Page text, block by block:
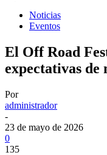
Noticias
Eventos
El Off Road
expectativas de
Por
administrador
-
23 de mayo de 2026
0
135